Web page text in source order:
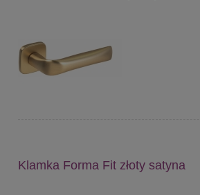
Klamka Forma Fit złoty satyna